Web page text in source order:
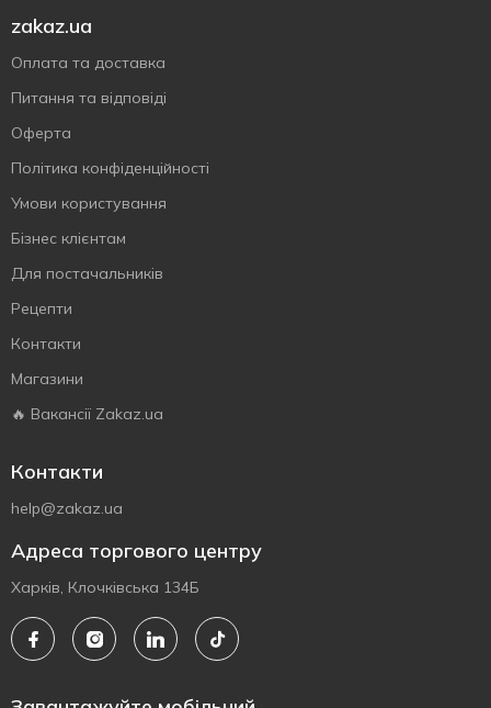
zakaz.ua
Оплата та доставка
Питання та відповіді
Оферта
Політика конфіденційності
Умови користування
Бізнес клієнтам
Для постачальників
Рецепти
Контакти
Магазини
🔥 Вакансії Zakaz.ua
Контакти
help@zakaz.ua
Адреса торгового центру
Харків, Клочківська 134Б